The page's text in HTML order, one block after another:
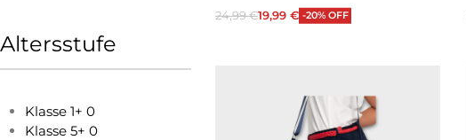
Altersstufe
Klasse 1+ 0
Klasse 5+ 0
24,99€19,99 € -20% OFF